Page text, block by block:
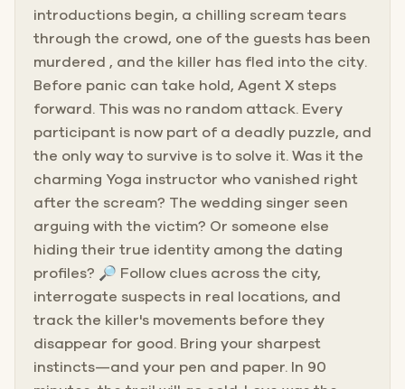
introductions begin, a chilling scream tears
through the crowd, one of the guests has been
murdered , and the killer has fled into the city.
Before panic can take hold, Agent X steps
forward. This was no random attack. Every
participant is now part of a deadly puzzle, and
the only way to survive is to solve it. Was it the
charming Yoga instructor who vanished right
after the scream? The wedding singer seen
arguing with the victim? Or someone else
hiding their true identity among the dating
profiles? 🔎 Follow clues across the city,
interrogate suspects in real locations, and
track the killer's movements before they
disappear for good. Bring your sharpest
instincts—and your pen and paper. In 90